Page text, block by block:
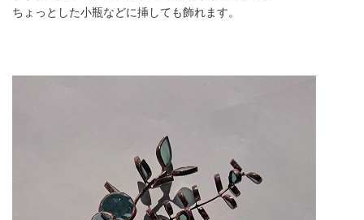
ちょっとした小瓶などに挿しても飾れます。